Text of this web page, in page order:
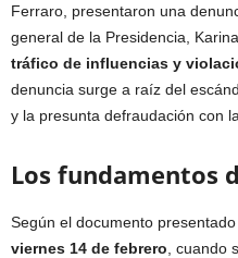
Ferraro, presentaron una
general de la Presidencia,
tráfico de influencias y
denuncia surge a raíz del
y la presunta defraudación con
Los fundamentos
Según el documento
viernes 14 de febrero , cuando